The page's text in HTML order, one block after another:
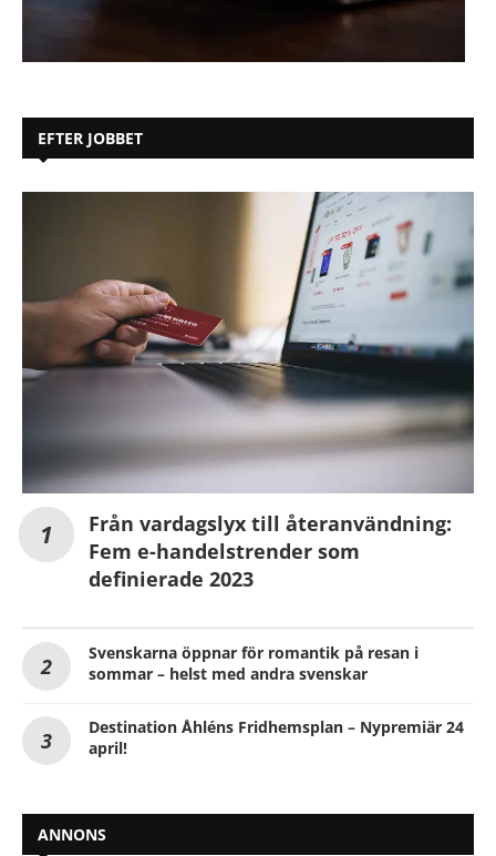
EFTER JOBBET
Från vardagslyx till återanvändning:
Fem e-handelstrender som
definierade 2023
Svenskarna öppnar för romantik på resan i
sommar – helst med andra svenskar
Destination Åhléns Fridhemsplan – Nypremiär 24
april!
ANNONS